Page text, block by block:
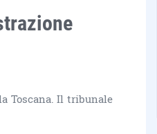
Toscana. Il tribunale